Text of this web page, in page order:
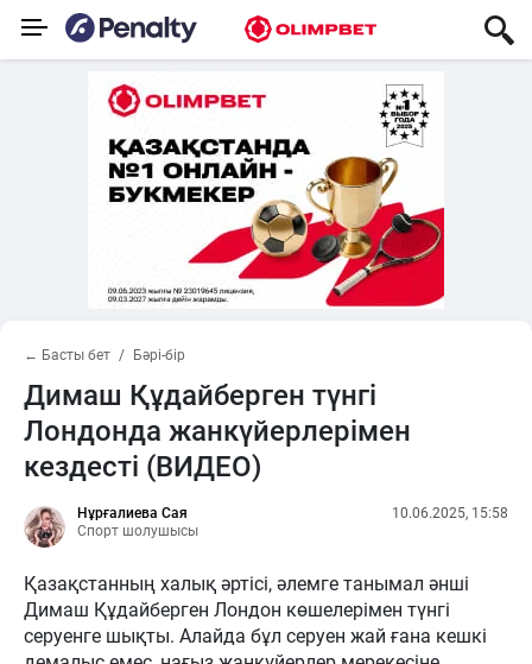
← Басты бет Бәрі-бір
Димаш Құдайберген түнгі
Лондонда жанкүйерлерімен
кездесті (ВИДЕО)
Нұрғалиева Сая
Спорт шолушысы
10.06.2025, 15:58
Қазақстанның халық әртісі, әлемге танымал әнші
Димаш Құдайберген Лондон көшелерімен түнгі
серуенге шықты. Алайда бұл серуен жай ғана кешкі